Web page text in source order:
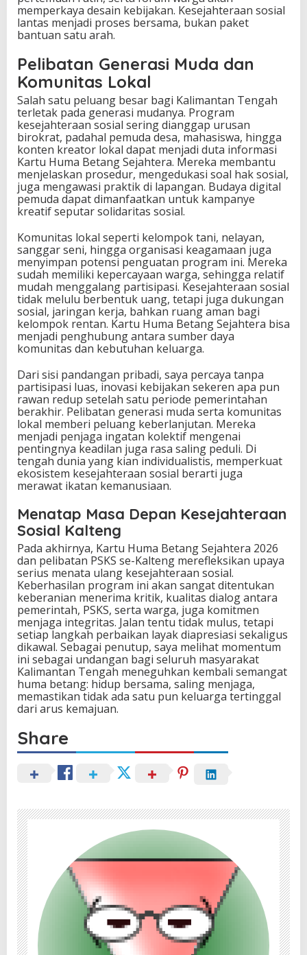
memperkaya desain kebijakan. Kesejahteraan sosial
lantas menjadi proses bersama, bukan paket
bantuan satu arah.
Pelibatan Generasi Muda dan
Komunitas Lokal
Salah satu peluang besar bagi Kalimantan Tengah
terletak pada generasi mudanya. Program
kesejahteraan sosial sering dianggap urusan
birokrat, padahal pemuda desa, mahasiswa, hingga
konten kreator lokal dapat menjadi duta informasi
Kartu Huma Betang Sejahtera. Mereka membantu
menjelaskan prosedur, mengedukasi soal hak sosial,
juga mengawasi praktik di lapangan. Budaya digital
pemuda dapat dimanfaatkan untuk kampanye
kreatif seputar solidaritas sosial.
Komunitas lokal seperti kelompok tani, nelayan,
sanggar seni, hingga organisasi keagamaan juga
menyimpan potensi penguatan program ini. Mereka
sudah memiliki kepercayaan warga, sehingga relatif
mudah menggalang partisipasi. Kesejahteraan sosial
tidak melulu berbentuk uang, tetapi juga dukungan
sosial, jaringan kerja, bahkan ruang aman bagi
kelompok rentan. Kartu Huma Betang Sejahtera bisa
menjadi penghubung antara sumber daya
komunitas dan kebutuhan keluarga.
Dari sisi pandangan pribadi, saya percaya tanpa
partisipasi luas, inovasi kebijakan sekeren apa pun
rawan redup setelah satu periode pemerintahan
berakhir. Pelibatan generasi muda serta komunitas
lokal memberi peluang keberlanjutan. Mereka
menjadi penjaga ingatan kolektif mengenai
pentingnya keadilan juga rasa saling peduli. Di
tengah dunia yang kian individualistis, memperkuat
ekosistem kesejahteraan sosial berarti juga
merawat ikatan kemanusiaan.
Menatap Masa Depan Kesejahteraan
Sosial Kalteng
Pada akhirnya, Kartu Huma Betang Sejahtera 2026
dan pelibatan PSKS se-Kalteng merefleksikan upaya
serius menata ulang kesejahteraan sosial.
Keberhasilan program ini akan sangat ditentukan
keberanian menerima kritik, kualitas dialog antara
pemerintah, PSKS, serta warga, juga komitmen
menjaga integritas. Jalan tentu tidak mulus, tetapi
setiap langkah perbaikan layak diapresiasi sekaligus
dikawal. Sebagai penutup, saya melihat momentum
ini sebagai undangan bagi seluruh masyarakat
Kalimantan Tengah meneguhkan kembali semangat
huma betang: hidup bersama, saling menjaga,
memastikan tidak ada satu pun keluarga tertinggal
dari arus kemajuan.
Share